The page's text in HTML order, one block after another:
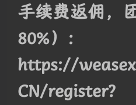
手续费返佣，
80%）：
https://
CN/register?